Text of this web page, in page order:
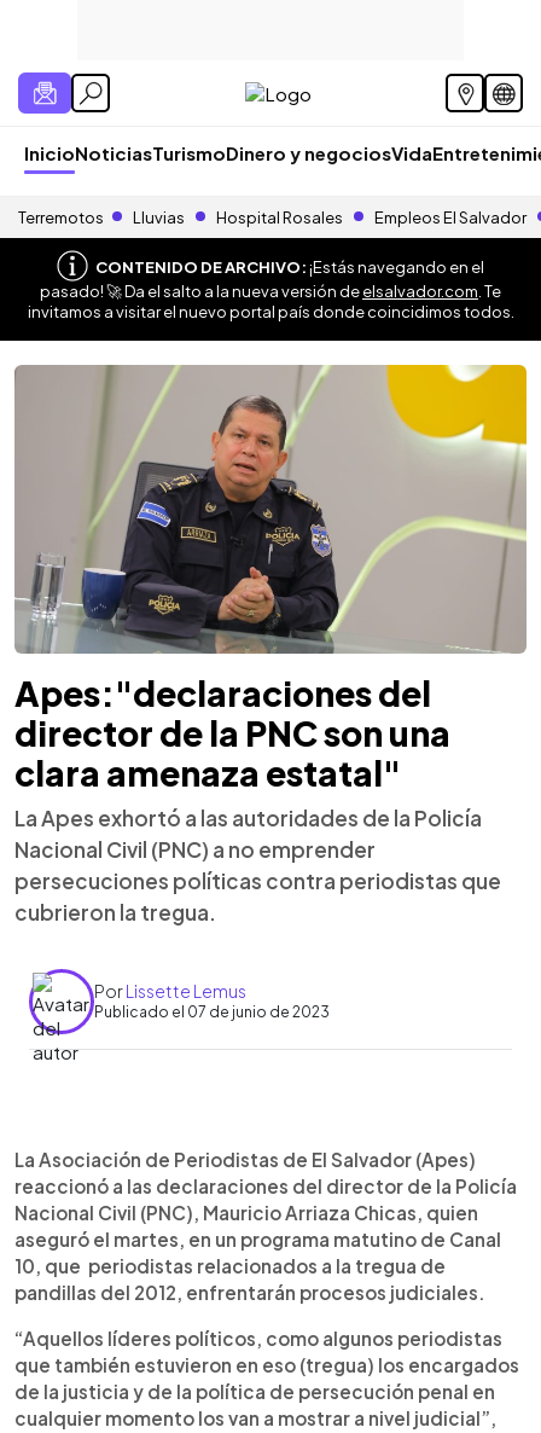
InicioNoticiasTurismoDinero y negociosVida
Terremotos Lluvias Hospital Rosales Empleos El Salvador
CONTENIDO DE ARCHIVO:¡Estás navegando en el
pasado! 🚀 Da el salto a la nueva versión deelsalvador.com . Te
invitamos a visitar el nuevo portal país donde coincidimos todos.
Apes:"declaraciones del
director de la PNC son una
clara amenaza estatal"
La Apes exhortó a las autoridades de la Policía
Nacional Civil (PNC) a no emprender
persecuciones políticas contra periodistas que
cubrieron la tregua.
PorLissette Lemus
Publicado el 07 de junio de 2023
► Escuchar artículo
La Asociación de Periodistas de El Salvador (Apes)
reaccionó a las declaraciones del director de la Policía
Nacional Civil (PNC), Mauricio Arriaza Chicas, quien
aseguró el martes, en un programa matutino de Canal
10, que periodistas relacionados a la tregua de
pandillas del 2012, enfrentarán procesos judiciales.
“Aquellos líderes políticos, como algunos periodistas
que también estuvieron en eso (tregua) los encargados
de la justicia y de la política de persecución penal en
cualquier momento los van a mostrar a nivel judicial”,